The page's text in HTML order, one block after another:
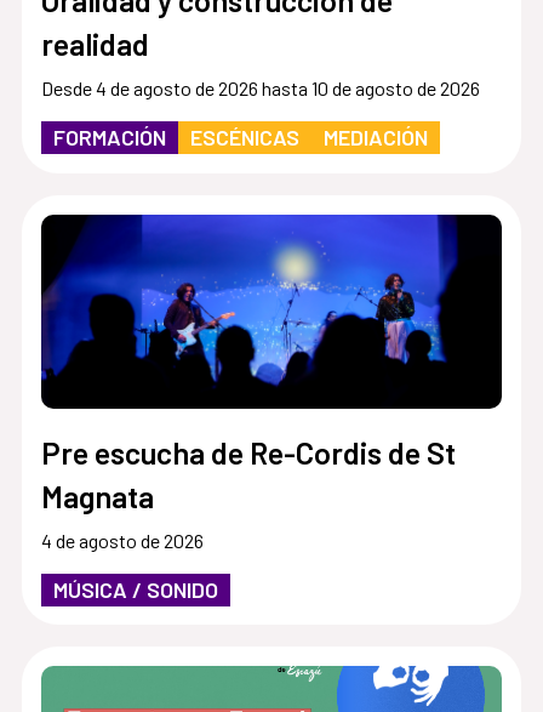
realidad
Desde 4 de agosto de 2026 hasta 10 de agosto de 2026
FORMACIÓN ESCÉNICAS MEDIACIÓN
Pre escucha de Re-Cordis de St
Magnata
4 de agosto de 2026
MÚSICA / SONIDO